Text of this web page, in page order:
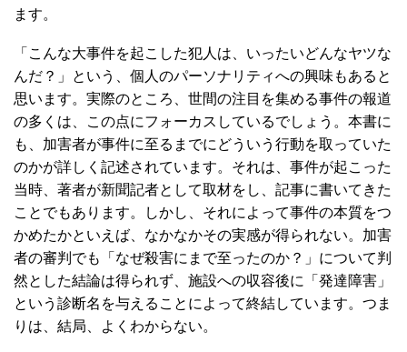
ます。
「こんな大事件を起こした犯人は、いったいどんなヤツな
んだ？」という、個人のパーソナリティへの興味もあると
思います。実際のところ、世間の注目を集める事件の報道
の多くは、この点にフォーカスしているでしょう。本書に
も、加害者が事件に至るまでにどういう行動を取っていた
のかが詳しく記述されています。それは、事件が起こった
当時、著者が新聞記者として取材をし、記事に書いてきた
ことでもあります。しかし、それによって事件の本質をつ
かめたかといえば、なかなかその実感が得られない。加害
者の審判でも「なぜ殺害にまで至ったのか？」について判
然とした結論は得られず、施設への収容後に「発達障害」
という診断名を与えることによって終結しています。つま
りは、結局、よくわからない。